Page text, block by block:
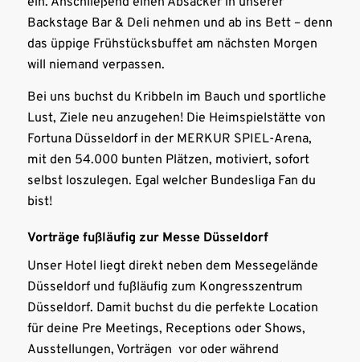
Backstage Bar & Deli nehmen und ab ins Bett – denn
das üppige Frühstücksbuffet am nächsten Morgen
will niemand verpassen.
Bei uns buchst du Kribbeln im Bauch und sportliche
Lust, Ziele neu anzugehen! Die Heimspielstätte von
Fortuna Düsseldorf in der MERKUR SPIEL-Arena,
mit den 54.000 bunten Plätzen, motiviert, sofort
selbst loszulegen. Egal welcher Bundesliga Fan du
bist!
Vorträge fußläufig zur Messe Düsseldorf
Unser Hotel liegt direkt neben dem Messegelände
Düsseldorf und fußläufig zum Kongresszentrum
Düsseldorf. Damit buchst du die perfekte Location
für deine Pre Meetings, Receptions oder Shows,
Ausstellungen, Vorträgen vor oder während